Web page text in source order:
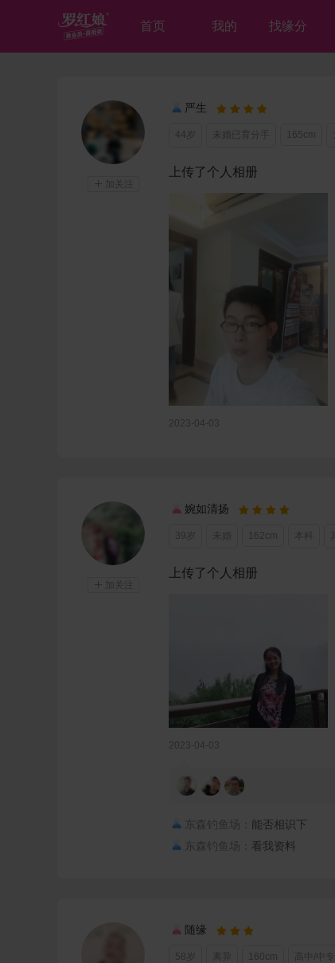
首页 我的 找缘分
 加关注
严生    
44岁 未婚已育分手 165cm
上传了个人相册
2023-04-03
 加关注
婉如清扬    
39岁 162cm 本科
上传了个人相册
2023-04-03
东森钓鱼场： 能否相识下
东森钓鱼场： 看我资料
随缘   
58岁 离异 160cm 高中/中专